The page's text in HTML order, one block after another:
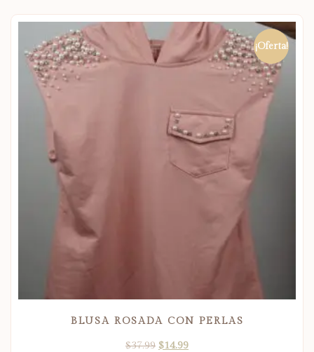
¡Oferta!
BLUSA ROSADA CON PERLAS
$37.99 $14.99